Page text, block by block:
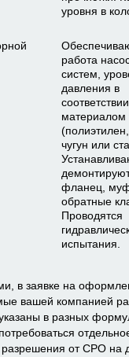
уровня в
работа
систем,
давления в
материалом
чугун или
фланец,
обратные
Проводятся
испытания.
в заявке на
вашей компанией
в разных
разрешения от СРО на